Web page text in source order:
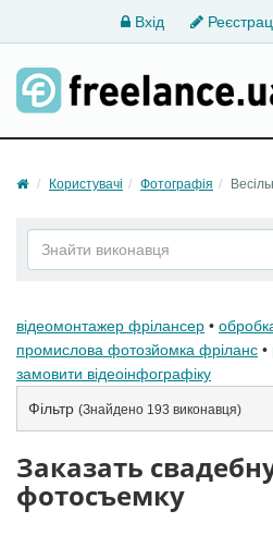
Вхід
Користувачі Фотографія
відеомонтажер фрілансер •
промислова фотозйомка фріланс •
замовити відеоінфографіку
Фільтр (Знайдено 193 виконавця)
Заказать
фотосъемку